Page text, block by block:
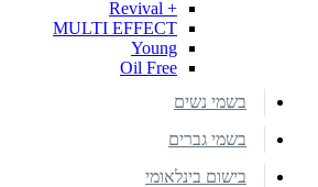
+ Revival
MULTI EFFECT
Young
Oil Free
בשמי נשים
בשמי גברים
בישום בינלאומי